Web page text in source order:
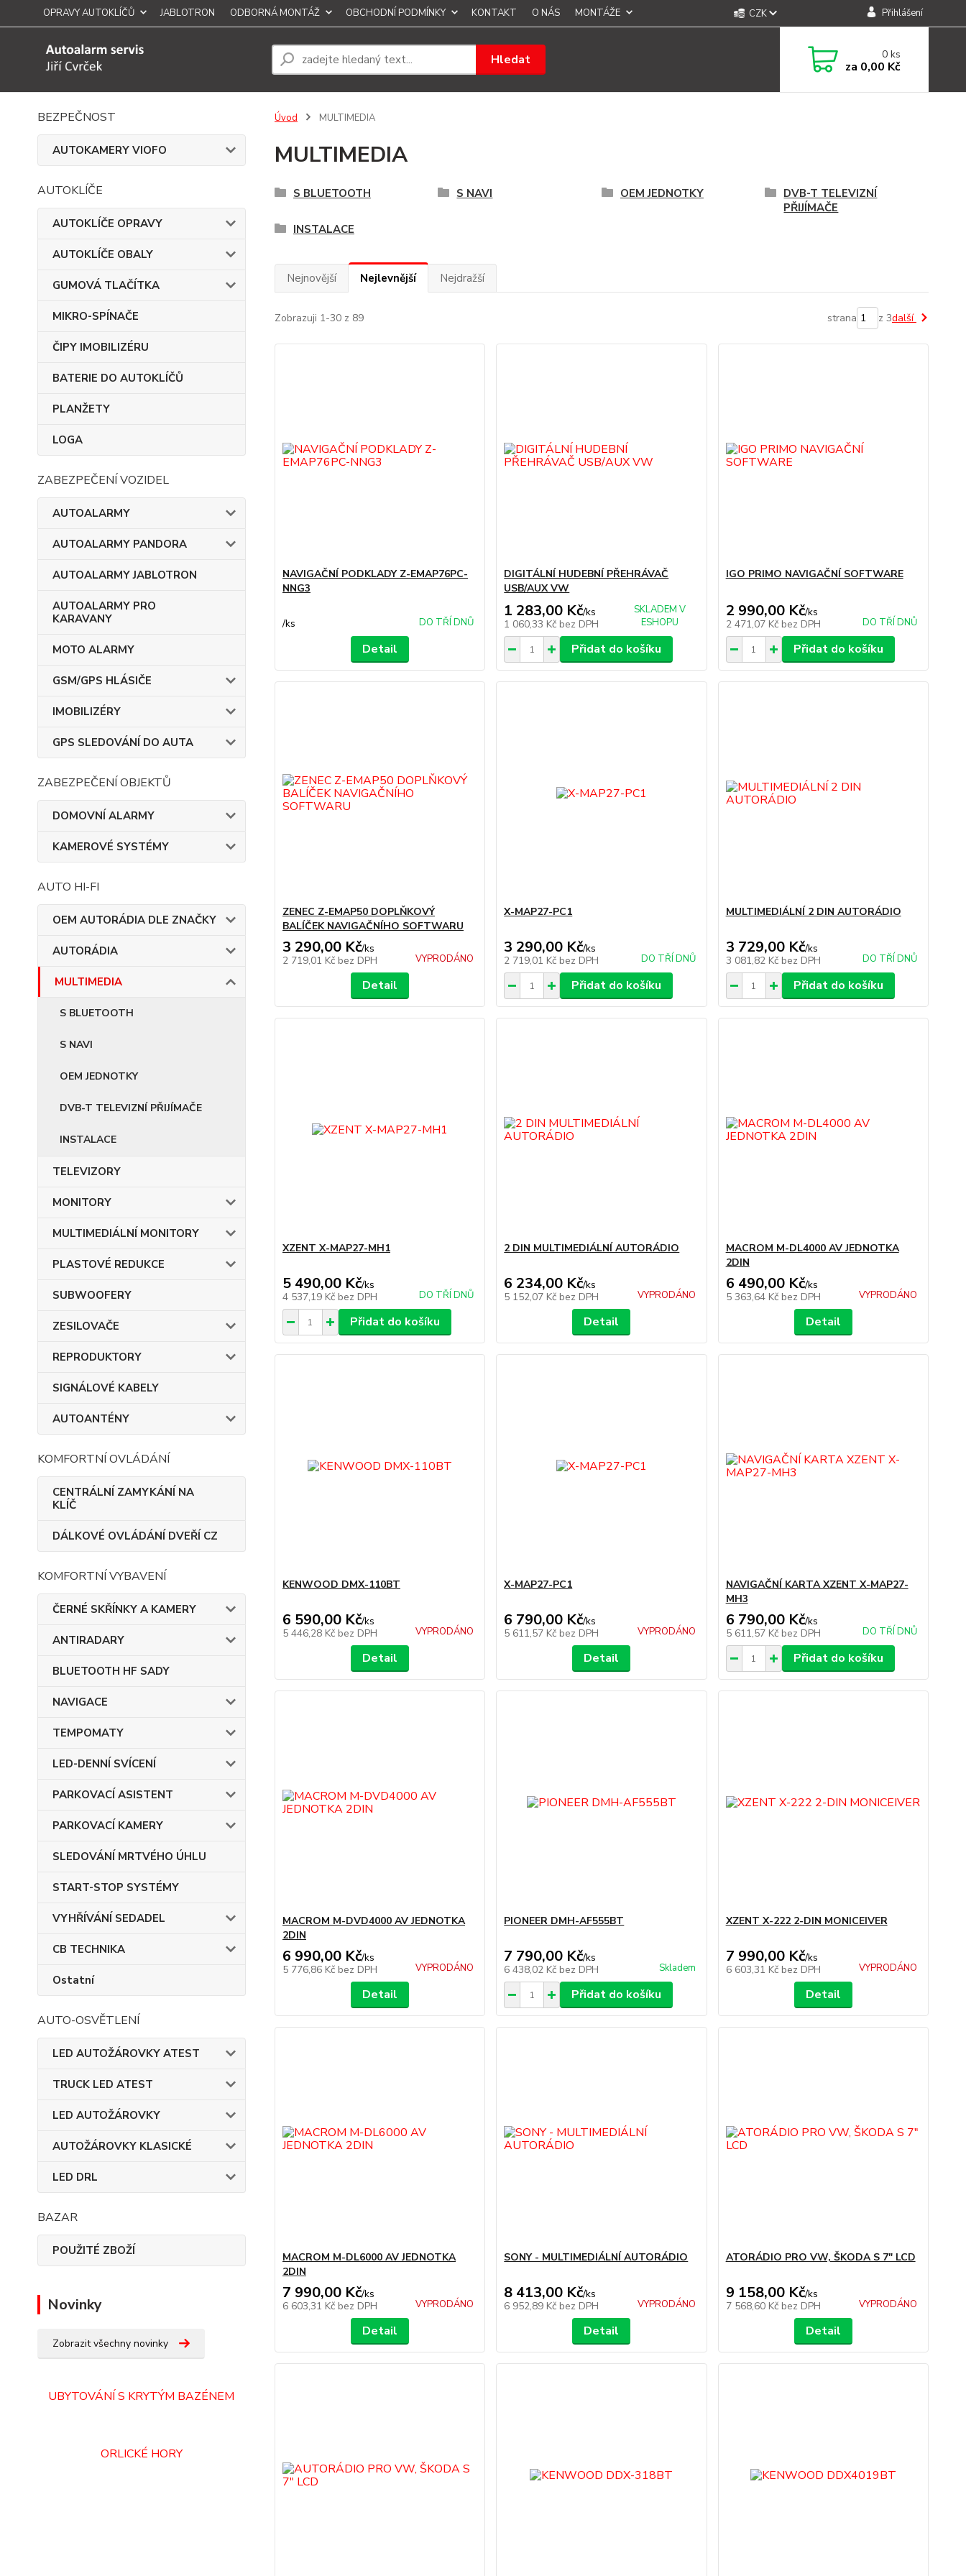
OPRAVY AUTOKLÍČŮ JABLOTRON ODBORNÁ MONTÁŽ OBCHODNÍ PODMÍNKY KONTAKT O NÁS MONTÁŽE CZK Přihlášení
Hledat 0ks
za 0,00 Kč
BEZPEČNOST
AUTOKAMERY VIOFO
AUTOKLÍČE
AUTOKLÍČE OPRAVY
AUTOKLÍČE OBALY
GUMOVÁ TLAČÍTKA
MIKRO-SPÍNAČE
ČIPY IMOBILIZÉRU
BATERIE DO AUTOKLÍČŮ
PLANŽETY
LOGA
ZABEZPEČENÍ VOZIDEL
AUTOALARMY
AUTOALARMY PANDORA
AUTOALARMY JABLOTRON
AUTOALARMY PRO
KARAVANY
MOTO ALARMY
GSM/GPS HLÁSIČE
IMOBILIZÉRY
GPS SLEDOVÁNÍ DO AUTA
ZABEZPEČENÍ OBJEKTŮ
DOMOVNÍ ALARMY
KAMEROVÉ SYSTÉMY
AUTO HI-FI
OEM AUTORÁDIA DLE ZNAČKY
AUTORÁDIA
MULTIMEDIA
S BLUETOOTH
S NAVI
OEM JEDNOTKY
DVB-T TELEVIZNÍ PŘIJÍMAČE
INSTALACE
TELEVIZORY
MONITORY
MULTIMEDIÁLNÍ MONITORY
PLASTOVÉ REDUKCE
SUBWOOFERY
ZESILOVAČE
REPRODUKTORY
SIGNÁLOVÉ KABELY
AUTOANTÉNY
KOMFORTNÍ OVLÁDÁNÍ
CENTRÁLNÍ ZAMYKÁNÍ NA
KLÍČ
DÁLKOVÉ OVLÁDÁNÍ DVEŘÍ CZ
KOMFORTNÍ VYBAVENÍ
ČERNÉ SKŘÍNKY A KAMERY
ANTIRADARY
BLUETOOTH HF SADY
NAVIGACE
TEMPOMATY
LED-DENNÍ SVÍCENÍ
PARKOVACÍ ASISTENT
PARKOVACÍ KAMERY
SLEDOVÁNÍ MRTVÉHO ÚHLU
START-STOP SYSTÉMY
VYHŘÍVÁNÍ SEDADEL
CB TECHNIKA
Ostatní
AUTO-OSVĚTLENÍ
LED AUTOŽÁROVKY ATEST
TRUCK LED ATEST
LED AUTOŽÁROVKY
AUTOŽÁROVKY KLASICKÉ
LED DRL
BAZAR
POUŽITÉ ZBOŽÍ
Novinky
Zobrazit všechny novinky
UBYTOVÁNÍ S KRYTÝM BAZÉNEM
ORLICKÉ HORY
Úvod MULTIMEDIA
MULTIMEDIA
S BLUETOOTH S NAVI OEM JEDNOTKY
DVB-T TELEVIZNÍ
PŘIJÍMAČE
INSTALACE
Nejnovější Nejlevnější Nejdražší
Zobrazuji 1-30 z 89 strana z 3další
NAVIGAČNÍ PODKLADY Z-EMAP76PC-
NNG3
/ks DO TŘÍ DNŮ
Detail
DIGITÁLNÍ HUDEBNÍ PŘEHRÁVAČ
USB/AUX VW
1 283,00 Kč/ks
1 060,33 Kč bez DPH
SKLADEM V
ESHOPU
Přidat do košíku
IGO PRIMO NAVIGAČNÍ SOFTWARE
2 990,00 Kč/ks
2 471,07 Kč bez DPH DO TŘÍ DNŮ
Přidat do košíku
ZENEC Z-EMAP50 DOPLŇKOVÝ
BALÍČEK NAVIGAČNÍHO SOFTWARU
3 290,00 Kč/ks
2 719,01 Kč bez DPH VYPRODÁNO
Detail
X-MAP27-PC1
3 290,00 Kč/ks
2 719,01 Kč bez DPH DO TŘÍ DNŮ
Přidat do košíku
MULTIMEDIÁLNÍ 2 DIN AUTORÁDIO
3 729,00 Kč/ks
3 081,82 Kč bez DPH DO TŘÍ DNŮ
Přidat do košíku
XZENT X-MAP27-MH1
5 490,00 Kč/ks
4 537,19 Kč bez DPH DO TŘÍ DNŮ
Přidat do košíku
2 DIN MULTIMEDIÁLNÍ AUTORÁDIO
6 234,00 Kč/ks
5 152,07 Kč bez DPH VYPRODÁNO
Detail
MACROM M-DL4000 AV JEDNOTKA
2DIN
6 490,00 Kč/ks
5 363,64 Kč bez DPH VYPRODÁNO
Detail
KENWOOD DMX-110BT
6 590,00 Kč/ks
5 446,28 Kč bez DPH VYPRODÁNO
Detail
X-MAP27-PC1
6 790,00 Kč/ks
5 611,57 Kč bez DPH VYPRODÁNO
Detail
NAVIGAČNÍ KARTA XZENT X-MAP27-
MH3
6 790,00 Kč/ks
5 611,57 Kč bez DPH DO TŘÍ DNŮ
Přidat do košíku
MACROM M-DVD4000 AV JEDNOTKA
2DIN
6 990,00 Kč/ks
5 776,86 Kč bez DPH VYPRODÁNO
Detail
PIONEER DMH-AF555BT
7 790,00 Kč/ks
6 438,02 Kč bez DPH Skladem
Přidat do košíku
XZENT X-222 2-DIN MONICEIVER
7 990,00 Kč/ks
6 603,31 Kč bez DPH VYPRODÁNO
Detail
MACROM M-DL6000 AV JEDNOTKA
2DIN
7 990,00 Kč/ks
6 603,31 Kč bez DPH VYPRODÁNO
Detail
SONY - MULTIMEDIÁLNÍ AUTORÁDIO
8 413,00 Kč/ks
6 952,89 Kč bez DPH VYPRODÁNO
Detail
ATORÁDIO PRO VW, ŠKODA S 7" LCD
9 158,00 Kč/ks
7 568,60 Kč bez DPH VYPRODÁNO
Detail